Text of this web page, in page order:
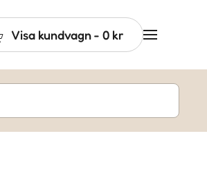
Visa kundvagn- 0 kr